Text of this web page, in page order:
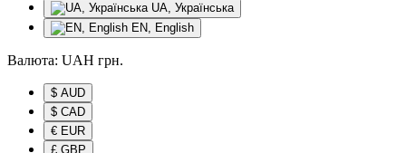
UA, Українська
EN, English
Валюта: UAH грн.
$ AUD
$ CAD
€ EUR
£ GBP